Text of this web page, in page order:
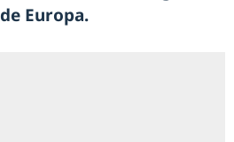
Europa.